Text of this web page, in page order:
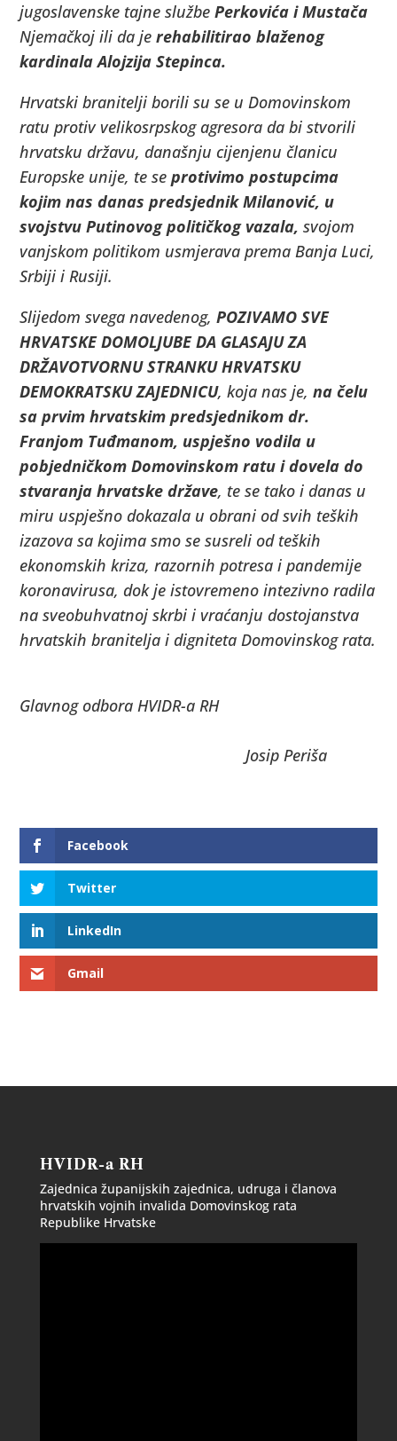
jugoslavenske tajne službePerkovića i Mustača
Njemačkoj ili da je rehabilitirao blaženog
kardinala Alojzija Stepinca.
Hrvatski branitelji borili su se u Domovinskom
ratu protiv velikosrpskog agresora da bi stvorili
hrvatsku državu, današnju cijenjenu članicu
Europske unije, te seprotivimo postupcima
kojim nas danas predsjednik Milanović, u
svojstvu Putinovog političkog vazala,svojom
vanjskom politikom usmjerava prema Banja Luci,
Srbiji i Rusiji.
Slijedom svega navedenog,POZIVAMO SVE
HRVATSKE DOMOLJUBE DA GLASAJU ZA
DRŽAVOTVORNU STRANKU HRVATSKU
DEMOKRATSKU ZAJEDNICU, koja nas je, na čelu
sa prvim hrvatskim predsjednikom dr.
Franjom Tuđmanom, uspješno vodila u
pobjedničkom Domovinskom ratu i dovela do
stvaranja hrvatske države, te se tako i danas u
miru uspješno dokazala u obrani od svih teških
izazova sa kojima smo se susreli od teških
ekonomskih kriza, razornih potresa i pandemije
koronavirusa, dok je istovremeno intezivno radila
na sveobuhvatnoj skrbi i vraćanju dostojanstva
hrvatskih branitelja i digniteta Domovinskog rata.
Glavnog odbora HVIDR-a RH
Josip Periša
Facebook
Twitter
LinkedIn
Gmail
HVIDR-a RH
Zajednica županijskih zajednica, udruga i članova
hrvatskih vojnih invalida Domovinskog rata
Republike Hrvatske